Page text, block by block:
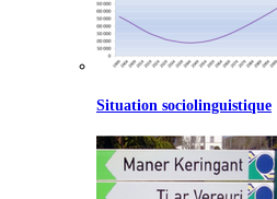
Situation sociolinguistique